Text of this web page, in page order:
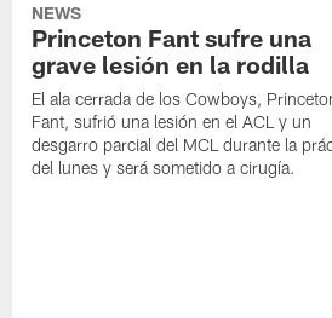
NEWS
Princeton Fant sufre una
grave lesión en la rodilla
El ala cerrada de los Cowboys,
Fant, sufrió una lesión en el ACL y un
desgarro parcial del MCL durante la
del lunes y será sometido a cirugía.